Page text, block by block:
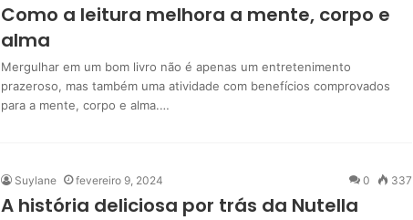
Como a leitura melhora a mente, corpo e
alma
Mergulhar em um bom livro não é apenas um entretenimento
prazeroso, mas também uma atividade com benefícios comprovados
para a mente, corpo e alma.…
Suylane fevereiro 9, 2024 0 337
A história deliciosa por trás da Nutella